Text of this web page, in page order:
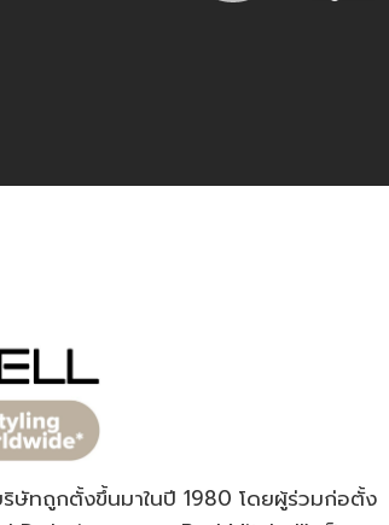
กตั้งขึ้นมาในปี 1980 โดยผู้ร่วมก่อตั้ง